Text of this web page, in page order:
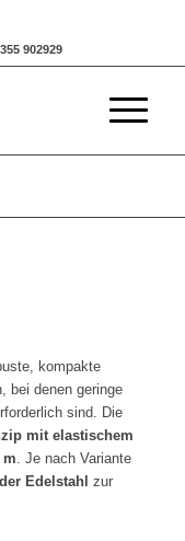
902929
kompakte
bei denen geringe
sind. Die
mit elastischem
m. Je nach Variante
Edelstahl zur